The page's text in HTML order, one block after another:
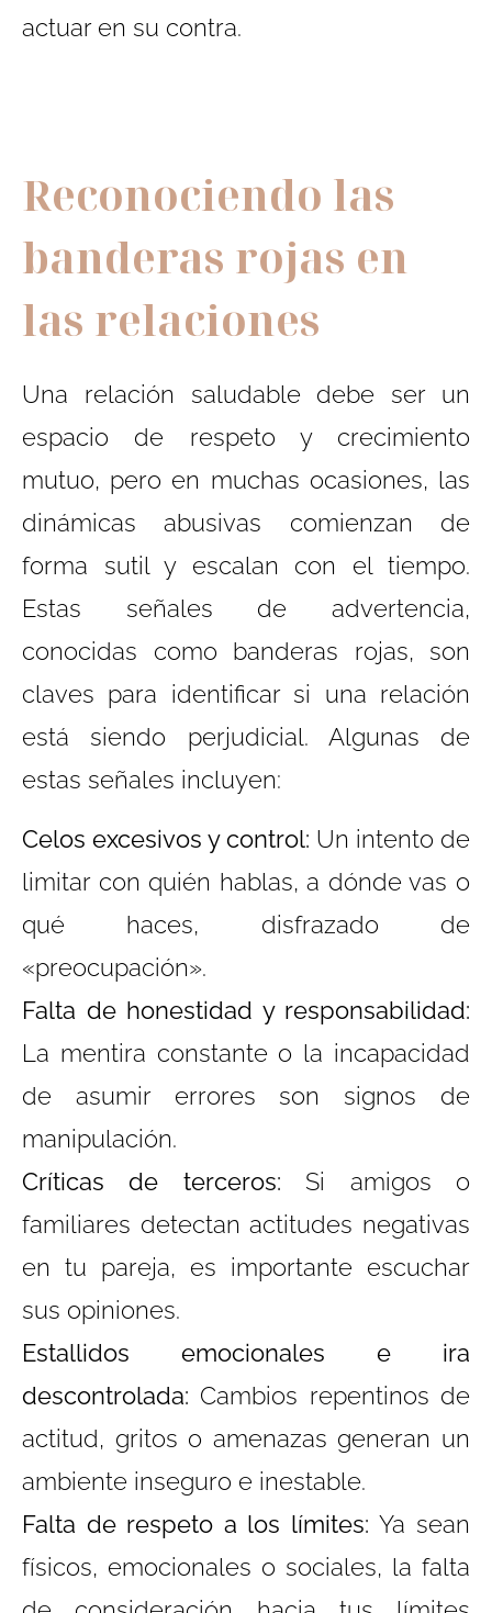
actuar en su contra.
Reconociendo las
banderas rojas en
las relaciones
Una relación saludable debe ser un
espacio de respeto y crecimiento
mutuo, pero en muchas ocasiones, las
dinámicas abusivas comienzan de
forma sutil y escalan con el tiempo.
Estas señales de advertencia,
conocidas como banderas rojas, son
claves para identificar si una relación
está siendo perjudicial. Algunas de
estas señales incluyen:
Celos excesivos y control: Un intento de
limitar con quién hablas, a dónde vas o
qué haces, disfrazado de
«preocupación».
Falta de honestidad y responsabilidad:
La mentira constante o la incapacidad
de asumir errores son signos de
manipulación.
Críticas de terceros: Si amigos o
familiares detectan actitudes negativas
en tu pareja, es importante escuchar
sus opiniones.
Estallidos emocionales e ira
descontrolada: Cambios repentinos de
actitud, gritos o amenazas generan un
ambiente inseguro e inestable.
Falta de respeto a los límites:Ya sean
físicos, emocionales o sociales, la falta